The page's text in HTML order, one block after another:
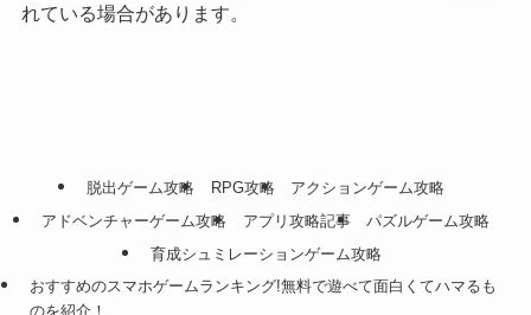
れている場合があります。
脱出ゲーム攻略 RPG攻略
アクションゲーム攻略
アドベンチャーゲーム攻略
アプリ攻略記事
パズルゲーム攻略
育成シュミレーションゲーム攻略
おすすめのスマホゲームランキング!無料で遊べて面白くてハマるも
のを紹介！